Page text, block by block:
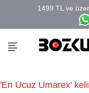
'En Ucuz Umarex'